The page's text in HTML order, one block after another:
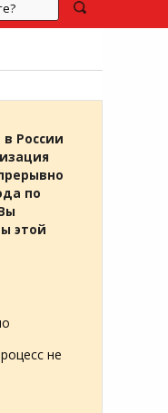
России
по
этой
не